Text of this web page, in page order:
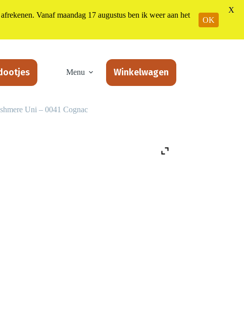
Menu Winkelwagen
Uni – 0041 Cognac
Vanaf maandag 17 augustus ben ik weer aan het
OK
X